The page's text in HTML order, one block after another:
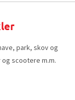
park, skov og
scootere m.m.